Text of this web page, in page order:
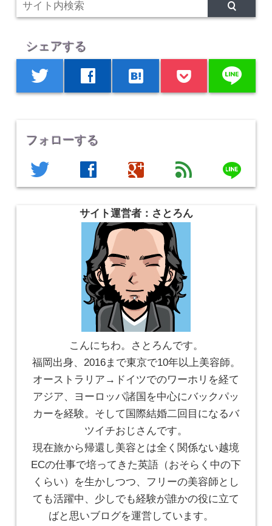
シェアする
twitter facebook hatenabookmark line
フォローする
twitter facebook google feed line
サイト運営者：さとろん
こんにちわ。さとろんです。
福岡出身、2016まで東京で10年以上美容師。
オーストラリア→ドイツでのワーホリを経て
アジア、ヨーロッパ諸国を中心にバックパッ
カーを経験。そして国際結婚二回目になるバ
ツイチおじさんです。
現在旅から帰還し美容とは全く関係ない越境
ECの仕事で培ってきた英語（おそらく中の下
くらい）を生かしつつ、フリーの美容師とし
ても活躍中、少しでも経験が誰かの役に立て
ばと思いブログを運営しています。